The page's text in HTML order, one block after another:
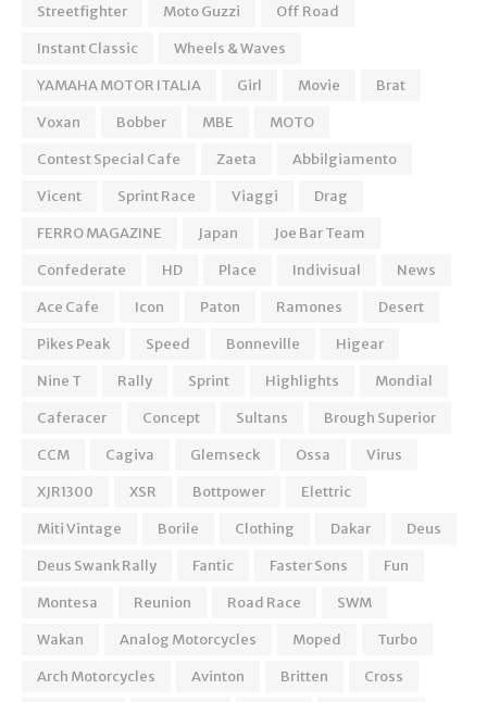
Streetfighter
Moto Guzzi
Off Road
Instant Classic
Wheels & Waves
YAMAHA MOTOR ITALIA
Girl Movie
Brat
Voxan
Bobber MBE
MOTO
Contest Special Cafe
Zaeta
Abbilgiamento
Vicent
Sprint Race Viaggi
Drag
FERRO MAGAZINE
Japan
Joe Bar Team
Confederate
HD Place Indivisual
News
Ace Cafe
Icon Paton Ramones
Desert
Pikes Peak
Speed Bonneville
Higear
Nine T
Rally Sprint Highlights
Mondial
Caferacer
Concept Sultans
Brough Superior
CCM
Cagiva Glemseck Ossa
Virus
XJR1300
XSR Bottpower
Elettric
Miti Vintage
Borile Clothing Dakar
Deus
Deus Swank Rally
Fantic Faster Sons
Fun
Montesa
Reunion Road Race
SWM
Wakan
Analog Motorcycles Moped
Turbo
Arch Motorcycles
Avinton Britten
Cross